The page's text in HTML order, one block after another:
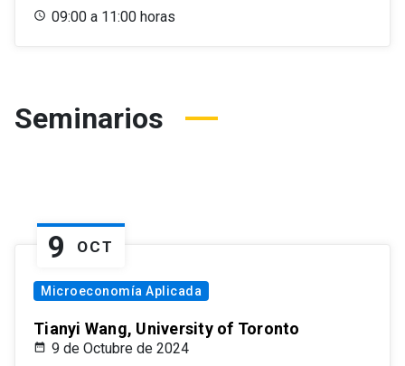
09:00 a 11:00 horas
Seminarios
9 OCT
Microeconomía Aplicada
Tianyi Wang, University of Toronto
9 de Octubre de 2024